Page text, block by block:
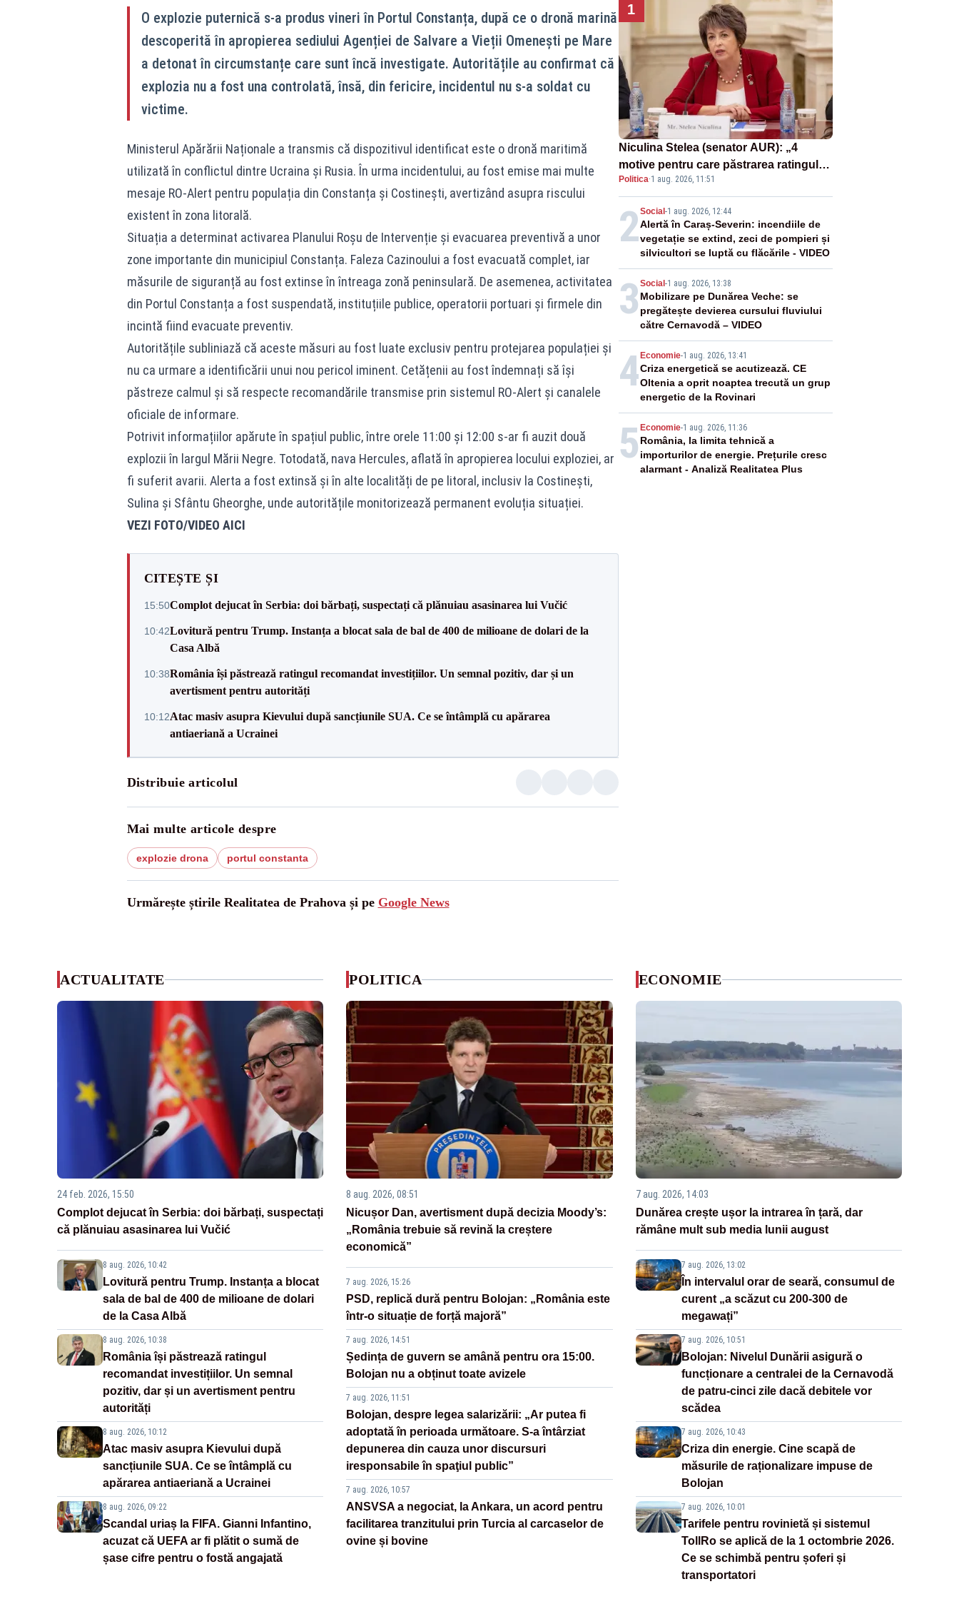
O explozie puternică s-a produs vineri în Portul Constanța, după ce o dronă marină
descoperită în apropierea sediului Agenției de Salvare a Vieții Omenești pe Mare
a detonat în circumstanțe care sunt încă investigate. Autoritățile au confirmat că
explozia nu a fost una controlată, însă, din fericire, incidentul nu s-a soldat cu
victime.
Ministerul Apărării Naționale a transmis că dispozitivul identificat este o dronă maritimă
utilizată în conflictul dintre Ucraina și Rusia. În urma incidentului, au fost emise mai multe
mesaje RO-Alert pentru populația din Constanța și Costinești, avertizând asupra riscului
existent în zona litorală.
Situația a determinat activarea Planului Roșu de Intervenție și evacuarea preventivă a unor
zone importante din municipiul Constanța. Faleza Cazinoului a fost evacuată complet, iar
măsurile de siguranță au fost extinse în întreaga zonă peninsulară. De asemenea, activitatea
din Portul Constanța a fost suspendată, instituțiile publice, operatorii portuari și firmele din
incintă fiind evacuate preventiv.
Autoritățile subliniază că aceste măsuri au fost luate exclusiv pentru protejarea populației și
nu ca urmare a identificării unui nou pericol iminent. Cetățenii au fost îndemnați să își
păstreze calmul și să respecte recomandările transmise prin sistemul RO-Alert și canalele
oficiale de informare.
Potrivit informațiilor apărute în spațiul public, între orele 11:00 și 12:00 s-ar fi auzit două
explozii în largul Mării Negre. Totodată, nava Hercules, aflată în apropierea locului exploziei, ar
fi suferit avarii. Alerta a fost extinsă și în alte localități de pe litoral, inclusiv la Costinești,
Sulina și Sfântu Gheorghe, unde autoritățile monitorizează permanent evoluția situației.
VEZI FOTO/VIDEO AICI
CITEȘTE ȘI
15:50Complot dejucat în Serbia: doi bărbați, suspectați că plănuiau asasinarea lui Vučić
10:42Lovitură pentru Trump. Instanța a blocat sala de bal de 400 de milioane de dolari de la
Casa Albă
10:38România își păstrează ratingul recomandat investițiilor. Un semnal pozitiv, dar și un
avertisment pentru autorități
10:12Atac masiv asupra Kievului după sancțiunile SUA. Ce se întâmplă cu apărarea
antiaeriană a Ucrainei
Distribuie articolul
Mai multe articole despre
explozie drona portul constanta
Urmărește știrile Realitatea de Prahova și pe Google News
1
Niculina Stelea (senator AUR): „4
motive pentru care păstrarea ratingului
de țară nu este o reușită pentru
Guvernul Bolojan”
Politica·1 aug. 2026, 11:51
2Social -1 aug. 2026, 12:44
Alertă în Caraș-Severin: incendiile de
vegetație se extind, zeci de pompieri și
silvicultori se luptă cu flăcările - VIDEO
3 Social -1 aug. 2026, 13:38
Mobilizare pe Dunărea Veche: se
pregătește devierea cursului fluviului
către Cernavodă – VIDEO
4 Economie-1 aug. 2026, 13:41
Criza energetică se acutizează. CE
Oltenia a oprit noaptea trecută un grup
energetic de la Rovinari
5 Economie-1 aug. 2026, 11:36
România, la limita tehnică a
importurilor de energie. Prețurile cresc
alarmant - Analiză Realitatea Plus
ACTUALITATE
24 feb. 2026, 15:50
Complot dejucat în Serbia: doi bărbați, suspectați
că plănuiau asasinarea lui Vučić
8 aug. 2026, 10:42
Lovitură pentru Trump. Instanța a blocat
sala de bal de 400 de milioane de dolari
de la Casa Albă
8 aug. 2026, 10:38
România își păstrează ratingul
recomandat investițiilor. Un semnal
pozitiv, dar și un avertisment pentru
autorități
8 aug. 2026, 10:12
Atac masiv asupra Kievului după
sancțiunile SUA. Ce se întâmplă cu
apărarea antiaeriană a Ucrainei
8 aug. 2026, 09:22
Scandal uriaș la FIFA. Gianni Infantino,
acuzat că UEFA ar fi plătit o sumă de
șase cifre pentru o fostă angajată
POLITICA
8 aug. 2026, 08:51
Nicușor Dan, avertisment după decizia Moody’s:
„România trebuie să revină la creștere
economică”
7 aug. 2026, 15:26
PSD, replică dură pentru Bolojan: „România este
într-o situație de forță majoră”
7 aug. 2026, 14:51
Ședința de guvern se amână pentru ora 15:00.
Bolojan nu a obținut toate avizele
7 aug. 2026, 11:51
Bolojan, despre legea salarizării: „Ar putea fi
adoptată în perioada următoare. S-a întârziat
depunerea din cauza unor discursuri
iresponsabile în spaţiul public”
7 aug. 2026, 10:57
ANSVSA a negociat, la Ankara, un acord pentru
facilitarea tranzitului prin Turcia al carcaselor de
ovine și bovine
ECONOMIE
7 aug. 2026, 14:03
Dunărea crește ușor la intrarea în țară, dar
rămâne mult sub media lunii august
7 aug. 2026, 13:02
În intervalul orar de seară, consumul de
curent „a scăzut cu 200-300 de
megawați”
7 aug. 2026, 10:51
Bolojan: Nivelul Dunării asigură o
funcționare a centralei de la Cernavodă
de patru-cinci zile dacă debitele vor
scădea
7 aug. 2026, 10:43
Criza din energie. Cine scapă de
măsurile de raționalizare impuse de
Bolojan
7 aug. 2026, 10:01
Tarifele pentru rovinietă și sistemul
TollRo se aplică de la 1 octombrie 2026.
Ce se schimbă pentru șoferi și
transportatori